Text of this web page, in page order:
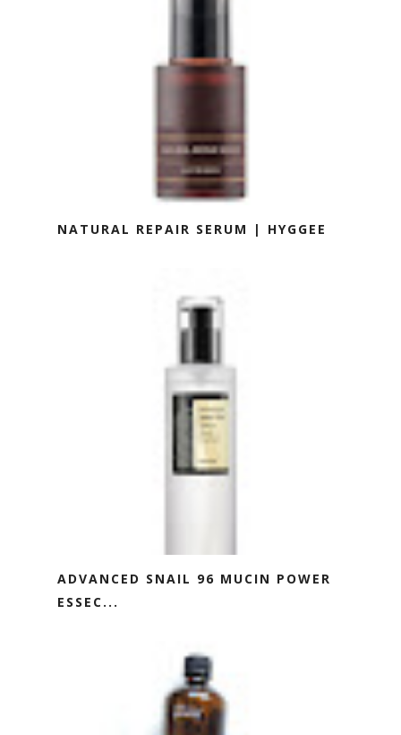
NATURAL REPAIR SERUM | HYGGEE
ADVANCED SNAIL 96 MUCIN POWER
ESSEC...